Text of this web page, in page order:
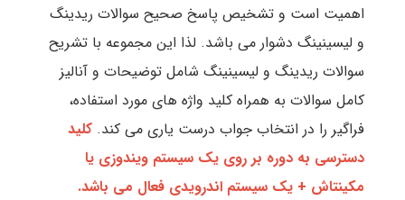
اهمیت است و تشخیص پاسخ صحیح سوالات ریدینگ
و لیسینینگ دشوار می باشد. لذا این مجموعه با تشریح
سوالات ریدینگ و لیسینینگ شامل توضیحات و آنالیز
کامل سوالات به همراه کلید واژه های مورد استفاده،
فراگیر را در انتخاب جواب درست یاری می کند. کلید
دسترسی به دوره بر روی یک سیستم ویندوزی یا
مکینتاش + یک سیستم اندرویدی فعال می باشد.